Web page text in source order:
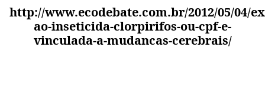
http://www.ecodebate.com.br/2012/05/04/
ao-inseticida-clorpirifos-ou-cpf-e-
vinculada-a-mudancas-cerebrais/